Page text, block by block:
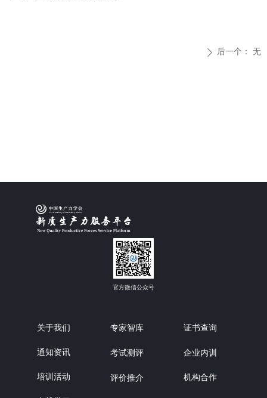
ꄲ 后一个： 无
官方微信公众号
专家智库
考试测评
评价推介
关于我们
通知资讯
培训活动
证书查询
企业内训
机构合作